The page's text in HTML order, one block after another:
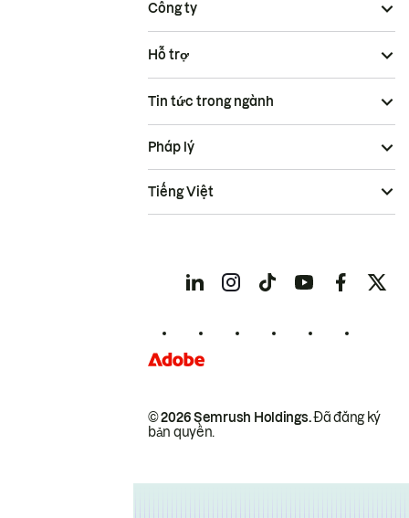
Công ty
Hỗ trợ
Tin tức trong ngành
© 2026 Semrush Holdings.Đã đăng ký
bản quyền.
Pháp lý
Tiếng Việt